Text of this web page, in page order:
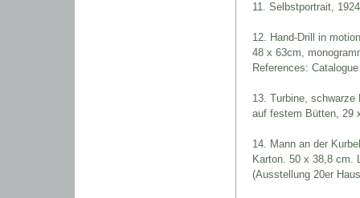
11. Selbstportrait,
12. Hand-Drill in
48 x 63cm,
References:
13. Turbine, schwarze
auf festem Bütten, 29
14. Mann an der
Karton. 50 x 38,8 cm.
(Ausstellung 20er